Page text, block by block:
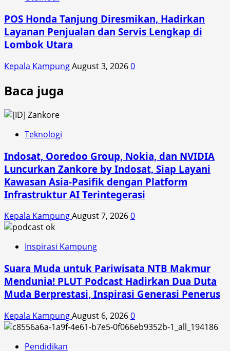
POS Honda Tanjung Diresmikan, Hadirkan
Layanan Penjualan dan Servis Lengkap di
Lombok Utara
Kepala KampungAugust 3, 20260
Baca juga
Teknologi
Indosat, Ooredoo Group, Nokia, dan NVIDIA
Luncurkan Zankore by Indosat, Siap Layani
Kawasan Asia-Pasifik dengan Platform
Infrastruktur AI Terintegerasi
Kepala KampungAugust 7, 20260
Inspirasi Kampung
Suara Muda untuk Pariwisata NTB Makmur
Mendunia! PLUT Podcast Hadirkan Dua Duta
Muda Berprestasi, Inspirasi Generasi Penerus
Kepala KampungAugust 6, 20260
Pendidikan